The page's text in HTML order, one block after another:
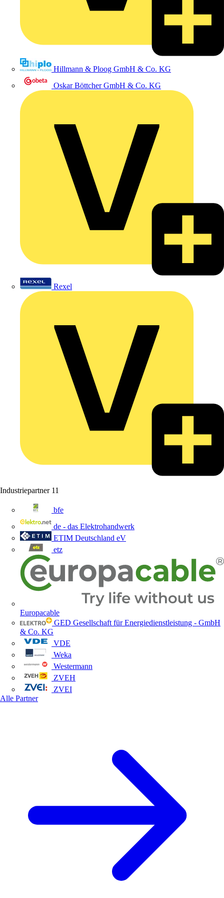
Hillmann & Ploog GmbH & Co. KG
Oskar Böttcher GmbH & Co. KG
Rexel
Industriepartner 11
bfe
de - das Elektrohandwerk
ETIM Deutschland eV
etz
Europacable
GED Gesellschaft für Energiedienstleistung - GmbH
& Co. KG
VDE
Weka
Westermann
ZVEH
ZVEI
Alle Partner